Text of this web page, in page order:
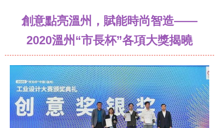
創意點亮溫州，賦能時尚智造——
2020溫州“市長杯”各項大獎揭曉